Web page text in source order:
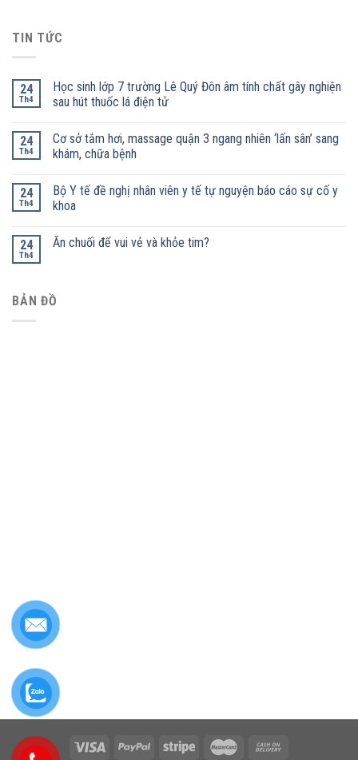
TIN TỨC
24
Th4
Học sinh lớp 7 trường Lê Quý Đôn âm tính chất gây nghiện
sau hút thuốc lá điện tử
24
Th4
Cơ sở tắm hơi, massage quận 3 ngang nhiên ‘lấn sân’ sang
khám, chữa bệnh
24
Th4
Bộ Y tế đề nghị nhân viên y tế tự nguyện báo cáo sự cố y
khoa
24
Th4
Ăn chuối để vui vẻ và khỏe tim?
BẢN ĐỒ